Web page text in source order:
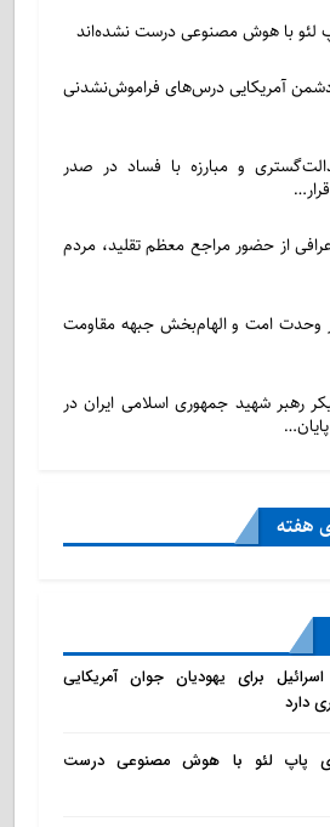
لئو با هوش مصنوعی درست نشده‌اند
دشمن آمریکایی درس‌های فراموش‌نشدنی
و مبارزه با فساد در صدر
از حضور مراجع معظم تقلید، مردم
وحدت امت و الهام‌بخش جبهه مقاومت
رهبر شهید جمهوری اسلامی ایران در
هفته
برای یهودیان جوان آمریکایی
دارد
پاپ لئو با هوش مصنوعی درست